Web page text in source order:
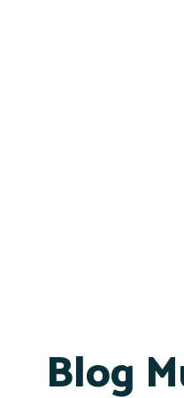
Blog